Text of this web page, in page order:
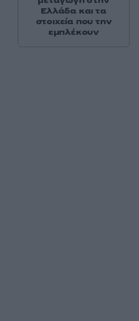
Ελλάδα και τα
στοιχεία που την
εμπλέκουν